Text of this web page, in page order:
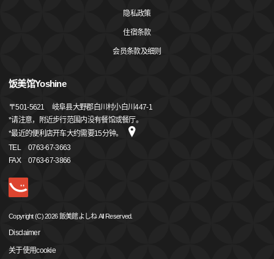
隐私政策
住宿条款
会员条款及细则
饭美馆Yoshine
〒501-5621
岐阜县大野郡白川村小白川447-1
*请注意，附近步行范围内没有餐馆或餐厅。
*最近的便利店开车大约需要15分钟。
TEL
0763-67-3663
FAX
0763-67-3866
Copyright (C) 2026 飯美館よしね All Reserved.
Disclaimer
关于使用cookie